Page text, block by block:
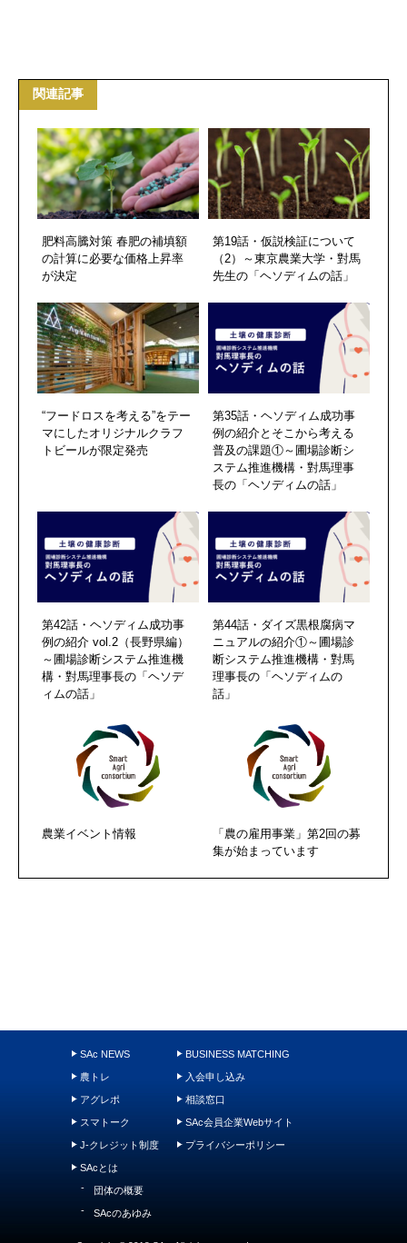
関連記事
肥料高騰対策 春肥の補填額
の計算に必要な価格上昇率
が決定
第19話・仮説検証について
（2）～東京農業大学・對馬
先生の「ヘソディムの話」
“フードロスを考える”をテー
マにしたオリジナルクラフ
トビールが限定発売
第35話・ヘソディム成功事
例の紹介とそこから考える
普及の課題①～圃場診断シ
ステム推進機構・對馬理事
長の「ヘソディムの話」
第42話・ヘソディム成功事
例の紹介 vol.2（長野県編）
～圃場診断システム推進機
構・對馬理事長の「ヘソデ
ィムの話」
第44話・ダイズ黒根腐病マ
ニュアルの紹介①～圃場診
断システム推進機構・對馬
理事長の「ヘソディムの
話」
農業イベント情報
「農の雇用事業」第2回の募
集が始まっています
SAc NEWS
農トレ
アグレポ
スマトーク
J-クレジット制度
SAcとは
団体の概要
SAcのあゆみ
BUSINESS MATCHING
入会申し込み
相談窓口
SAc会員企業Webサイト
プライバシーポリシー